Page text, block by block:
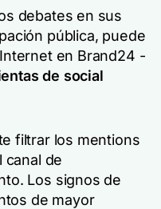
debates en sus
pública, puede
en Brand24 -
de social
filtrar los mentions
canal de
Los signos de
de mayor